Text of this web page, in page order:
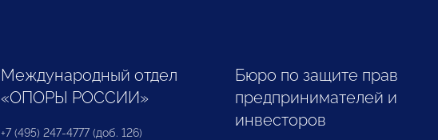
Международный отдел
«ОПОРЫ РОССИИ»
+7 (495) 247-4777 (доб. 126)
Бюро по защите прав
предпринимателей и
инвесторов